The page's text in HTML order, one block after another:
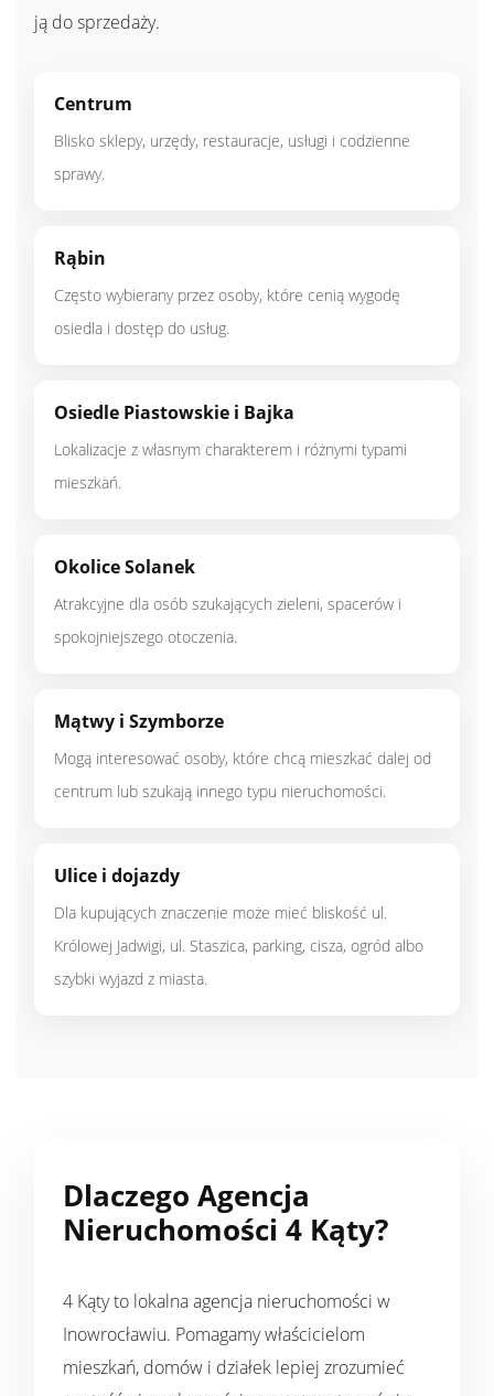
ją do sprzedaży.
Centrum
Blisko sklepy, urzędy, restauracje, usługi i codzienne
sprawy.
Rąbin
Często wybierany przez osoby, które cenią wygodę
osiedla i dostęp do usług.
Osiedle Piastowskie i Bajka
Lokalizacje z własnym charakterem i różnymi typami
mieszkań.
Okolice Solanek
Atrakcyjne dla osób szukających zieleni, spacerów i
spokojniejszego otoczenia.
Mątwy i Szymborze
Mogą interesować osoby, które chcą mieszkać dalej od
centrum lub szukają innego typu nieruchomości.
Ulice i dojazdy
Dla kupujących znaczenie może mieć bliskość ul.
Królowej Jadwigi, ul. Staszica, parking, cisza, ogród albo
szybki wyjazd z miasta.
Dlaczego Agencja
Nieruchomości 4 Kąty?
4 Kąty to lokalna agencja nieruchomości w
Inowrocławiu. Pomagamy właścicielom
mieszkań, domów i działek lepiej zrozumieć